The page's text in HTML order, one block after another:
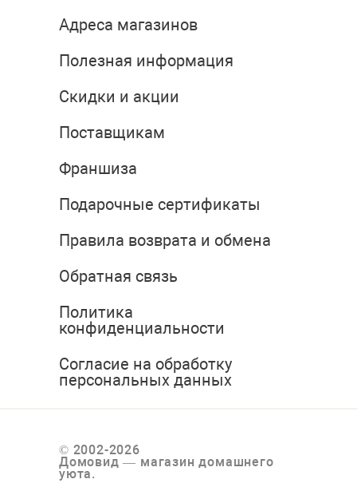
Адреса магазинов
Полезная информация
Скидки и акции
Поставщикам
Франшиза
Подарочные сертификаты
Правила возврата и обмена
Обратная связь
Политика
конфиденциальности
Согласие на обработку
персональных данных
© 2002-2026
Домовид — магазин домашнего
уюта.